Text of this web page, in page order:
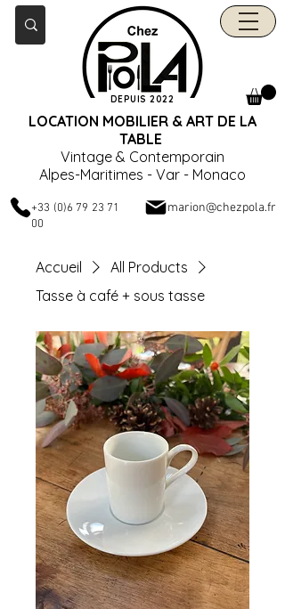
+33 (0)6 79 23 71
00
marion@chezpola.fr
LOCATION MOBILIER & ART DE LA
TABLE
Vintage & Contemporain
Alpes-Maritimes - Var - Monaco
DEPUIS 2022
Accueil
All Products
Tasse à café + sous tasse